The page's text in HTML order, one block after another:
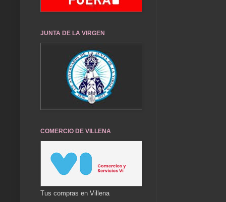
JUNTA DE LA VIRGEN
COMERCIO DE VILLENA
Tus compras en Villena